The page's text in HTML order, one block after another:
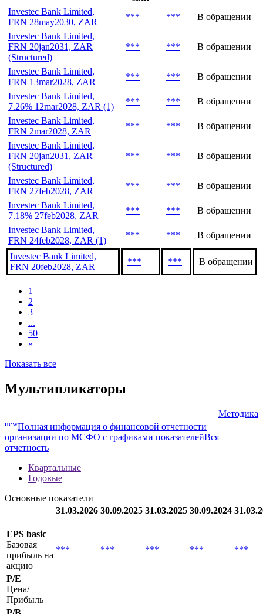
Investec Bank Limited,
FRN 28may2030, ZAR
*** ***
В обращении
Investec Bank Limited,
FRN 20jan2031, ZAR
(Structured)
*** *** В обращении
Investec Bank Limited,
FRN 13mar2028, ZAR
*** ***
В обращении
Investec Bank Limited,
7.26% 12mar2028, ZAR (1)
*** ***
В обращении
Investec Bank Limited,
FRN 2mar2028, ZAR
*** ***
В обращении
Investec Bank Limited,
FRN 20jan2031, ZAR
(Structured)
*** *** В обращении
Investec Bank Limited,
FRN 27feb2028, ZAR
*** ***
В обращении
Investec Bank Limited,
7.18% 27feb2028, ZAR
*** ***
В обращении
Investec Bank Limited,
FRN 24feb2028, ZAR (1)
*** *** В обращении
Investec Bank Limited,
FRN 20feb2028, ZAR
*** *** В обращении
1
2
3
...
50
»
Показать все
Мультипликаторы
Методика
newПолная информация о финансовой отчетности
организации по МСФО с графиками показателейВся
отчетность
Квартальные
Годовые
Основные показатели
31.03.2026 30.09.2025 31.03.2025 30.09.2024
EPS basic
Базовая
прибыль на
акцию
*** *** *** *** ***
P/E
Цена/
Прибыль